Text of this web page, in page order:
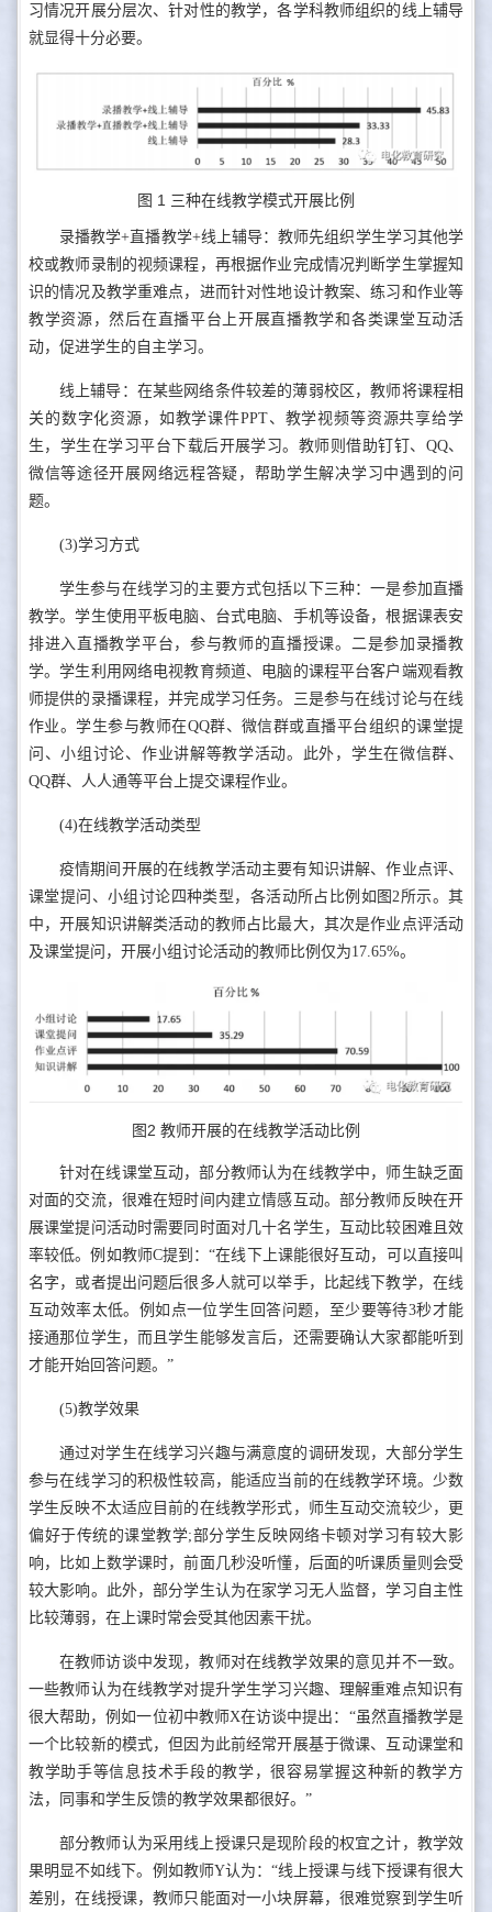
习情况开展分层次、针对性的教学，各学科教师组织的线上辅导
就显得十分必要。
图 1 三种在线教学模式开展比例
录播教学+直播教学+线上辅导：教师先组织学生学习其他学
校或教师录制的视频课程，再根据作业完成情况判断学生掌握知
识的情况及教学重难点，进而针对性地设计教案、练习和作业等
教学资源，然后在直播平台上开展直播教学和各类课堂互动活
动，促进学生的自主学习。
线上辅导：在某些网络条件较差的薄弱校区，教师将课程相
关的数字化资源，如教学课件PPT、教学视频等资源共享给学
生，学生在学习平台下载后开展学习。教师则借助钉钉、QQ、
微信等途径开展网络远程答疑，帮助学生解决学习中遇到的问
题。
(3)学习方式
学生参与在线学习的主要方式包括以下三种：一是参加直播
教学。学生使用平板电脑、台式电脑、手机等设备，根据课表安
排进入直播教学平台，参与教师的直播授课。二是参加录播教
学。学生利用网络电视教育频道、电脑的课程平台客户端观看教
师提供的录播课程，并完成学习任务。三是参与在线讨论与在线
作业。学生参与教师在QQ群、微信群或直播平台组织的课堂提
问、小组讨论、作业讲解等教学活动。此外，学生在微信群、
QQ群、人人通等平台上提交课程作业。
(4)在线教学活动类型
疫情期间开展的在线教学活动主要有知识讲解、作业点评、
课堂提问、小组讨论四种类型，各活动所占比例如图2所示。其
中，开展知识讲解类活动的教师占比最大，其次是作业点评活动
及课堂提问，开展小组讨论活动的教师比例仅为17.65%。
图2 教师开展的在线教学活动比例
针对在线课堂互动，部分教师认为在线教学中，师生缺乏面
对面的交流，很难在短时间内建立情感互动。部分教师反映在开
展课堂提问活动时需要同时面对几十名学生，互动比较困难且效
率较低。例如教师C提到：“在线下上课能很好互动，可以直接叫
名字，或者提出问题后很多人就可以举手，比起线下教学，在线
互动效率太低。例如点一位学生回答问题，至少要等待3秒才能
接通那位学生，而且学生能够发言后，还需要确认大家都能听到
才能开始回答问题。”
(5)教学效果
通过对学生在线学习兴趣与满意度的调研发现，大部分学生
参与在线学习的积极性较高，能适应当前的在线教学环境。少数
学生反映不太适应目前的在线教学形式，师生互动交流较少，更
偏好于传统的课堂教学;部分学生反映网络卡顿对学习有较大影
响，比如上数学课时，前面几秒没听懂，后面的听课质量则会受
较大影响。此外，部分学生认为在家学习无人监督，学习自主性
比较薄弱，在上课时常会受其他因素干扰。
在教师访谈中发现，教师对在线教学效果的意见并不一致。
一些教师认为在线教学对提升学生学习兴趣、理解重难点知识有
很大帮助，例如一位初中教师X在访谈中提出：“虽然直播教学是
一个比较新的模式，但因为此前经常开展基于微课、互动课堂和
教学助手等信息技术手段的教学，很容易掌握这种新的教学方
法，同事和学生反馈的教学效果都很好。”
部分教师认为采用线上授课只是现阶段的权宜之计，教学效
果明显不如线下。例如教师Y认为：“线上授课与线下授课有很大
差别，在线授课，教师只能面对一小块屏幕，很难觉察到学生听